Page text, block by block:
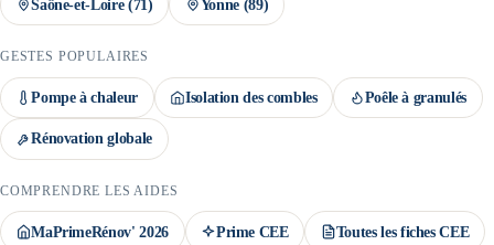
Saône-et-Loire(71) Yonne(89)
GESTES POPULAIRES
Pompe à chaleur Isolation des combles Poêle à granulés
Rénovation globale
COMPRENDRE LES AIDES
MaPrimeRénov' 2026 Prime CEE Toutes les fiches CEE